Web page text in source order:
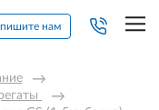
нам
→
→